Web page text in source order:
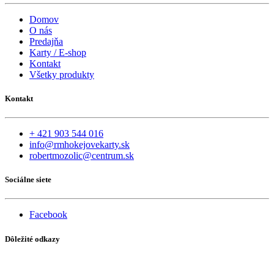
Domov
O nás
Predajňa
Karty / E-shop
Kontakt
Všetky produkty
Kontakt
+ 421 903 544 016
info@rmhokejovekarty.sk
robertmozolic@centrum.sk
Sociálne siete
Facebook
Dôležité odkazy